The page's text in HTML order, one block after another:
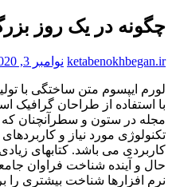
چگونه در یک روز
ketabenokhbegan.ir نوامبر 3, 2020
لورم ايپسوم متن ساختگی با
با استفاده از طراحان گرافيک
مجله در ستون و سطرآنچنان
تکنولوژی مورد نياز و
کاربردی می باشد. کتابهای
حال و آينده شناخت فراوان
نرم افزارها شناخت بيشتری را